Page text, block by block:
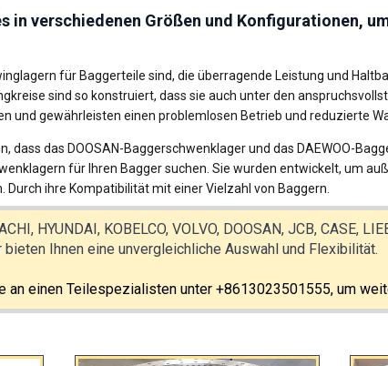
in verschiedenen Größen und Konfigurationen,
für Baggerteile sind, die überragende Leistung und
sind so konstruiert, dass sie auch unter den
und gewährleisten einen problemlosen Betrieb und reduzierte
dass das DOOSAN-Baggerschwenklager und das DAEWOO-
für Ihren Bagger suchen. Sie wurden entwickelt, um
ihre Kompatibilität mit einer Vielzahl von Baggern.
HYUNDAI, KOBELCO, VOLVO, DOOSAN, JCB, CASE,
Ihnen eine unvergleichliche Auswahl und Flexibilität.
an einen Teilespezialisten unter +8613023501555, um